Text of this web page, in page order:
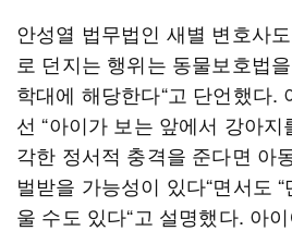
안성열 법무법인 새별 변호사
로 던지는 행위는 동물보호법
학대에 해당한다“고 단언했다.
선 “아이가 보는 앞에서 강아
각한 정서적 충격을 준다면 아
벌받을 가능성이 있다“면서도
울 수도 있다“고 설명했다. 아